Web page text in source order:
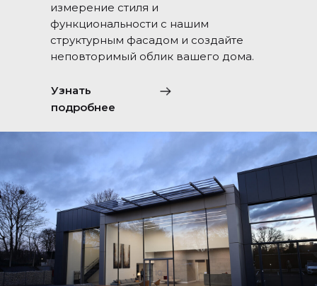
Узнать
подробнее
измерение стиля и
функциональности с нашим
структурным фасадом и создайте
неповторимый облик вашего дома.